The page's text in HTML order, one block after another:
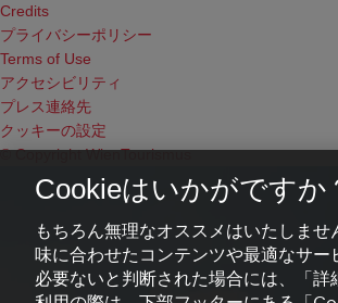
Credits
プライバシーポリシー
Terms of Use
アクセシビリティ
プレス連絡先
クッキーの設定
© Copyright WienTourismus
Cookieはいかがですか
もちろん無理なオススメはいたしま
味に合わせたコンテンツや最適なサ
必要ないと判断された場合には、「